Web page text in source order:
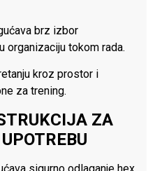
brz izbor
organizaciju tokom rada.
kroz prostor i
za trening.
ZA
sigurno odlaganje hex